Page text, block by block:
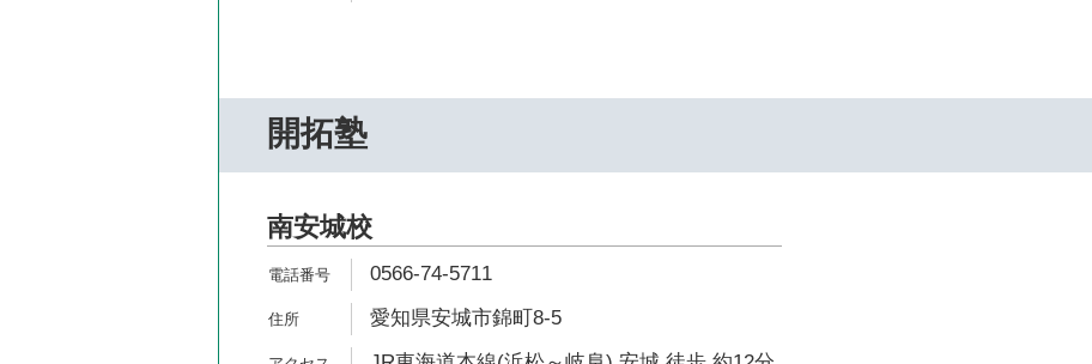
開拓塾
南安城校
0566-74-5711
愛知県安城市錦町8-5